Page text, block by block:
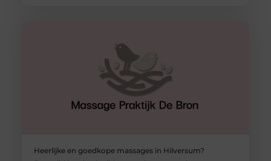
Heerlijke en goedkope massages in Hilversum?